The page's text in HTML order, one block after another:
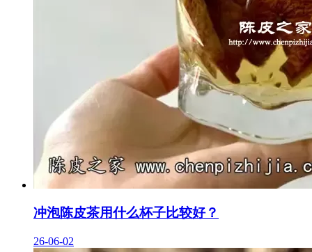
冲泡陈皮茶用什么杯子比较好？
26-06-02